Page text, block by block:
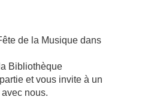
de la Musique dans
Bibliothèque
et vous invite à un
nous.